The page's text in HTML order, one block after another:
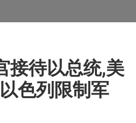
接待以总统,美
色列限制军